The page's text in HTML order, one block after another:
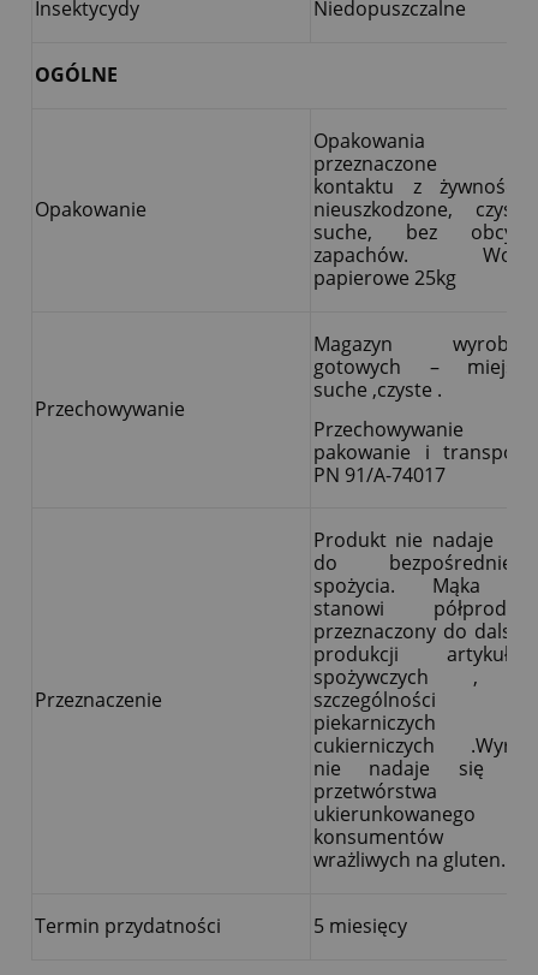
Insektycydy Niedopuszczalne
OGÓLNE
Opakowanie
Opakowania
przeznaczone do
kontaktu z żywnością,
nieuszkodzone, czyste,
suche, bez obcych
zapachów. Worki
papierowe 25kg
Przechowywanie
Magazyn wyrobów
gotowych – miejsce
suche ,czyste .
Przechowywanie ,
pakowanie i transport
PN 91/A-74017
Przeznaczenie
Produkt nie nadaje się
do bezpośredniego
spożycia. Mąka ta
stanowi półprodukt
przeznaczony do dalszej
produkcji artykułów
spożywczych , w
szczególności
piekarniczych i
cukierniczych .Wyrób
nie nadaje się do
przetwórstwa
ukierunkowanego na
konsumentów
wrażliwych na gluten.
Termin przydatności 5 miesięcy